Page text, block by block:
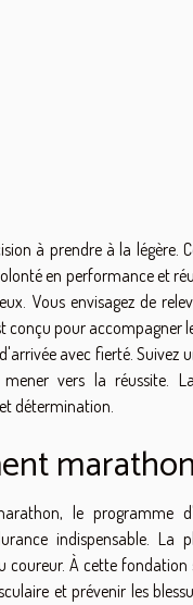
à prendre à la légère.
en performance et
Vous envisagez de
conçu pour accompagner
avec fierté. Suivez
vers la réussite.
détermination.
marathon
le programme
indispensable. La
À cette fondation
et prévenir les